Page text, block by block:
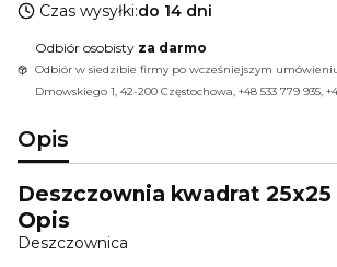
Czas wysyłki:do 14 dni
Odbiór osobisty za darmo
Odbiór w siedzibie firmy po wcześniejszym
Dmowskiego 1, 42-200 Częstochowa, +48 533 779 935,
Opis
Deszczownia kwadrat 25x25
Opis
Deszczownica